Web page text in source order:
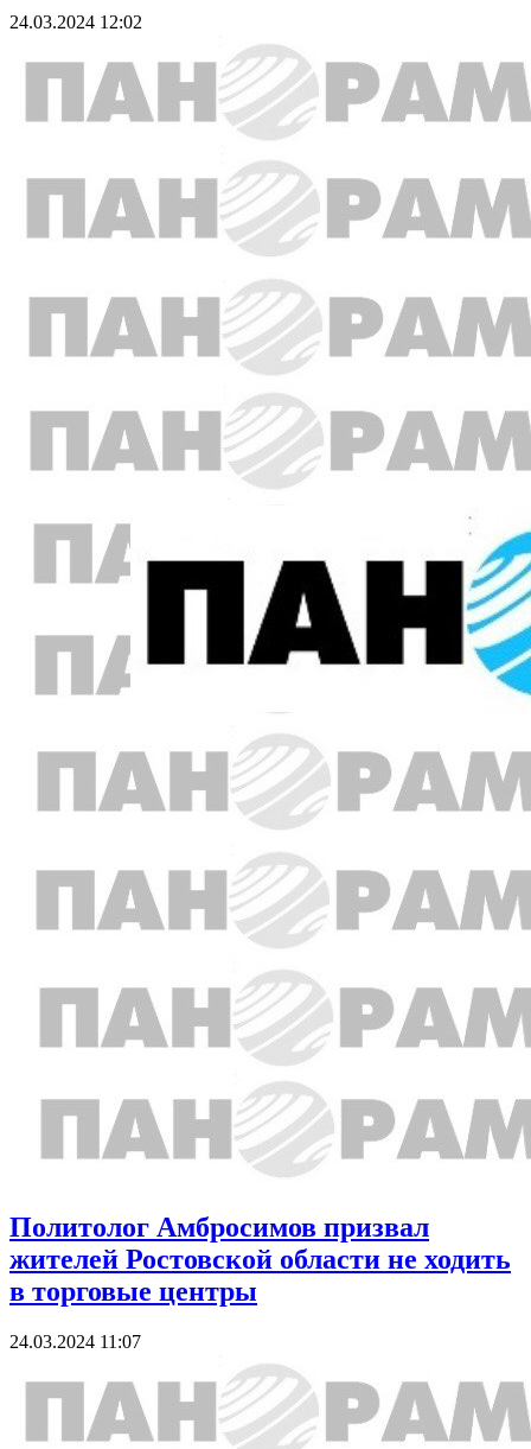
24.03.2024 12:02
Политолог Амбросимов призвал
жителей Ростовской области не ходить
в торговые центры
24.03.2024 11:07